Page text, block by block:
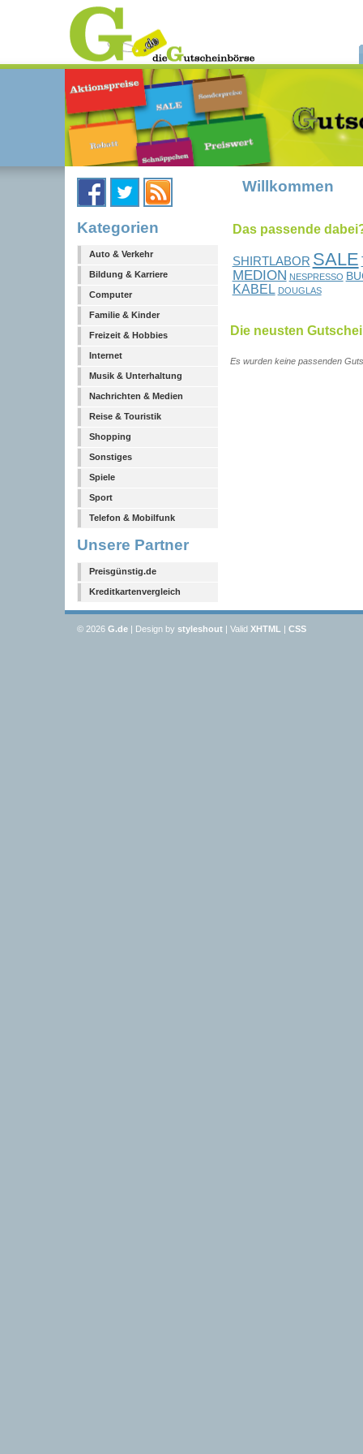
Kategorien
Auto & Verkehr
Bildung & Karriere
Computer
Familie & Kinder
Freizeit & Hobbies
Internet
Musik & Unterhaltung
Nachrichten & Medien
Reise & Touristik
Shopping
Sonstiges
Spiele
Sport
Telefon & Mobilfunk
Unsere Partner
Preisgünstig.de
Kreditkartenvergleich
Willkommen
Das passende
SHIRTLABOR SALE
MEDION NESPRESSO
KABEL DOUGLAS
Die neusten
Es wurden keine passenden
© 2026 G.de | Design by styleshout | Valid XHTML | CSS